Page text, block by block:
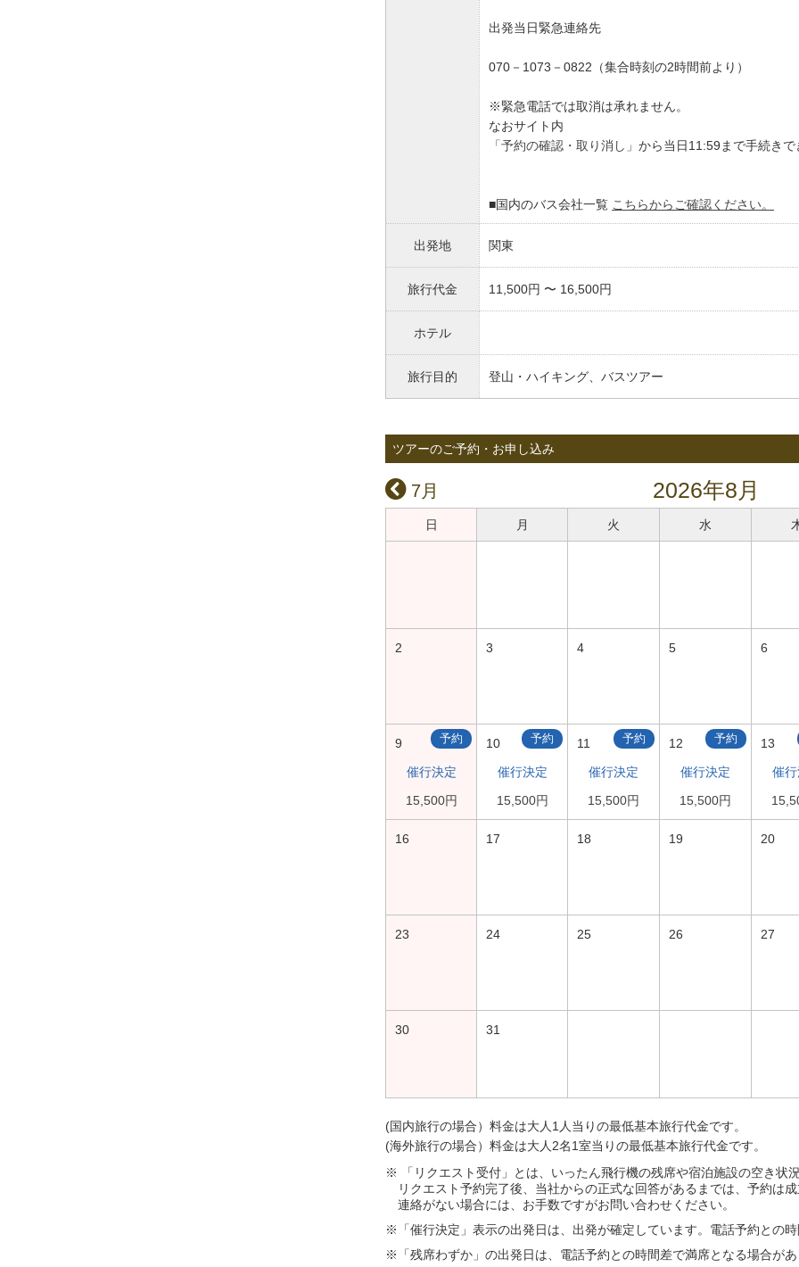
出発当日緊急連絡先
070－1073－0822（集合時刻の2時間前より）
※緊急電話では取消は承れません。
なおサイト内
「予約の確認・取り消し」 から当日11:59まで手続きで
■国内のバス会社一覧 こちらからご確認ください。
出発地 関東
旅行代金 11,500円 〜 16,500円
ホテル
旅行目的 登山・ハイキング、バスツアー
ツアーのご予約・お申し込み
7月 2026年8月
日 月 火 水
2 3 4 5 6
9 予約
催行決定
15,500円
10 予約
催行決定
15,500円
11 予約
催行決定
15,500円
12 予約
催行決定
15,500円
13
催
16 17 18 19 20
23 24 25 26 27
30 31
(国内旅行の場合）料金は大人1人当りの最低基本旅行代金です。
(海外旅行の場合）料金は大人2名1室当りの最低基本旅行代金です。
※ 「リクエスト受付」とは、いったん飛行機の残席や宿泊施設の空き状
リクエスト予約完了後、当社からの正式な回答があるまでは、予約は
連絡がない場合には、お手数ですがお問い合わせください。
※「催行決定」表示の出発日は、出発が確定しています。電話予約との時
※「残席わずか」の出発日は、電話予約との時間差で満席となる場合があ